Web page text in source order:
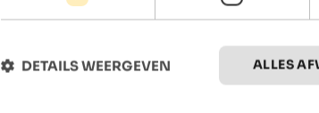
ALLES
DETAILS WEERGEVEN